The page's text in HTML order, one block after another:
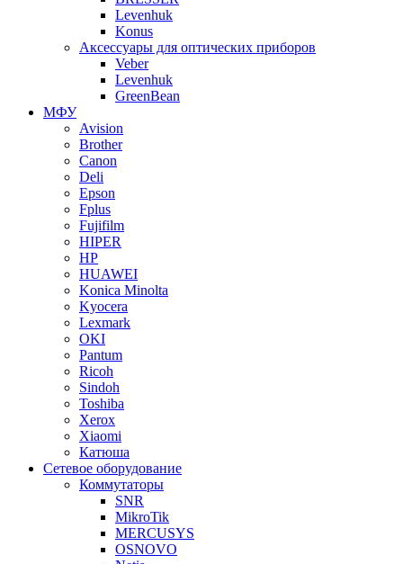
Levenhuk
Konus
Аксессуары для оптических приборов
Veber
Levenhuk
GreenBean
МФУ
Avision
Brother
Canon
Deli
Epson
Fplus
Fujifilm
HIPER
HP
HUAWEI
Konica Minolta
Kyocera
Lexmark
OKI
Pantum
Ricoh
Sindoh
Toshiba
Xerox
Xiaomi
Катюша
Сетевое оборудование
Коммутаторы
SNR
MikroTik
MERCUSYS
OSNOVO